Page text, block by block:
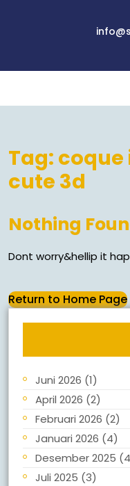
Tag: coque
cute 3d
Nothing
Dont worry&hellip it
Return to Home Page
Juni 2026 (1)
April 2026 (2)
Februari 2026 (2)
Januari 2026 (4)
Desember 2025
Juli 2025 (3)